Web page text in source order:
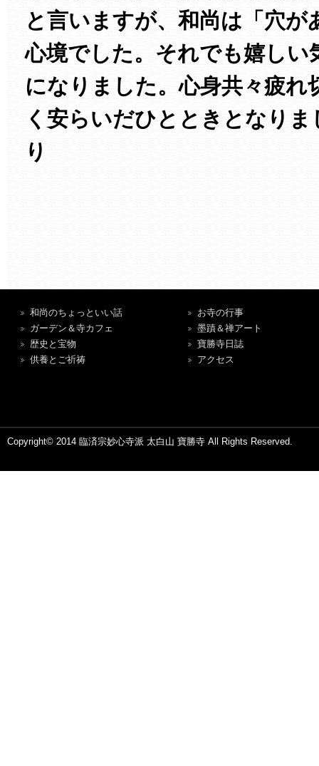
と言いますが、和尚は「穴が
心境でした。それでも嬉しい
になりました。心身共々疲れ
く安らいだひとときとなり
り
和尚のちょっといい話
ガーデン＆寺カフェ
歴史と宝物
供養とご祈祷
お寺の行事
墨蹟＆禅アート
寶勝寺日誌
アクセス
Copyright© 2014 臨済宗妙心寺派 太白山 寶勝寺 All Rights Reserved.